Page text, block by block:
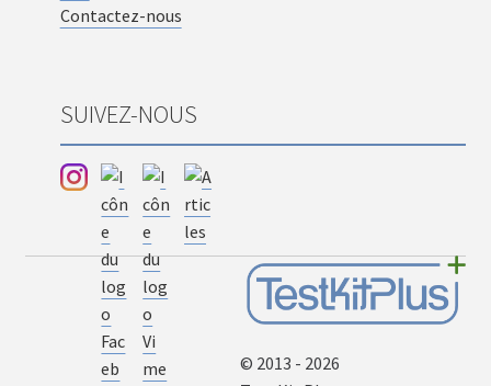
Contactez-nous
SUIVEZ-NOUS
© 2013 - 2026